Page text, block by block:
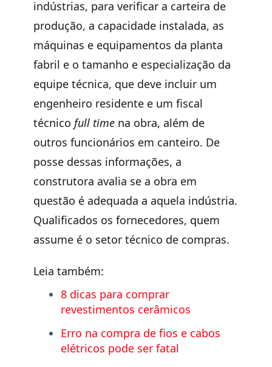
indústrias, para verificar a carteira de
produção, a capacidade instalada, as
máquinas e equipamentos da planta
fabril e o tamanho e especialização da
equipe técnica, que deve incluir um
engenheiro residente e um fiscal
técnico full time na obra, além de
outros funcionários em canteiro. De
posse dessas informações, a
construtora avalia se a obra em
questão é adequada a aquela indústria.
Qualificados os fornecedores, quem
assume é o setor técnico de compras.
Leia também:
8 dicas para comprar
revestimentos cerâmicos
Erro na compra de fios e cabos
elétricos pode ser fatal